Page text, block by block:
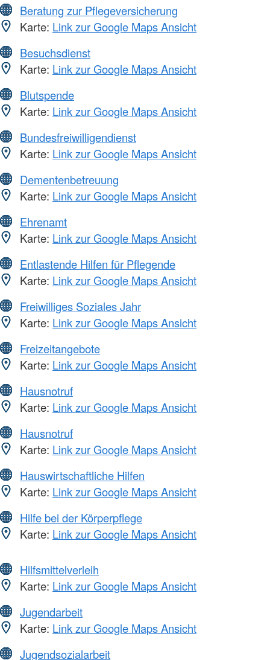
Beratung zur Pflegeversicherung
Karte: Link zur Google Maps Ansicht
Besuchsdienst
Karte: Link zur Google Maps Ansicht
Blutspende
Karte: Link zur Google Maps Ansicht
Bundesfreiwilligendienst
Karte: Link zur Google Maps Ansicht
Dementenbetreuung
Karte: Link zur Google Maps Ansicht
Ehrenamt
Karte: Link zur Google Maps Ansicht
Entlastende Hilfen für Pflegende
Karte: Link zur Google Maps Ansicht
Freiwilliges Soziales Jahr
Karte: Link zur Google Maps Ansicht
Freizeitangebote
Karte: Link zur Google Maps Ansicht
Hausnotruf
Karte: Link zur Google Maps Ansicht
Hausnotruf
Karte: Link zur Google Maps Ansicht
Hauswirtschaftliche Hilfen
Karte: Link zur Google Maps Ansicht
Hilfe bei der Körperpflege
Karte: Link zur Google Maps Ansicht
Hilfsmittelverleih
Karte: Link zur Google Maps Ansicht
Jugendarbeit
Karte: Link zur Google Maps Ansicht
Jugendsozialarbeit